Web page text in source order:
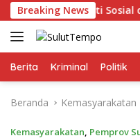
Langsung
ke
konten
Breaking News
Gelar Bakti Sosial di
Berita Kriminal Politik
Beranda Kemasyarakatan
Kemasyarakatan, Pemprov